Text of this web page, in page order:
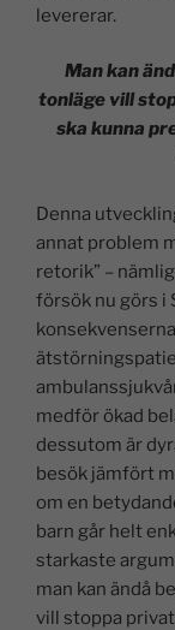
levererar.
Man kan
tonläge vill
ska kunna
Denna
annat problem
retorik” –
försök nu görs i
medför ökad
dessutom är
besök jämfört
om en
barn går helt
starkaste
man kan ändå
vill stoppa